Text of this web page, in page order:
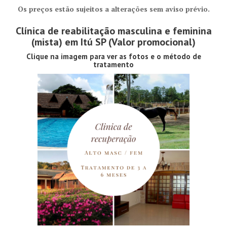
Os preços estão sujeitos a alterações sem aviso prévio.
Clínica de reabilitação masculina e feminina
(mista) em Itú SP (Valor promocional)
Clique na imagem para ver as fotos e o método de
tratamento